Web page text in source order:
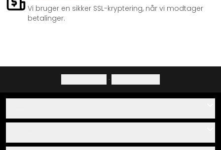
Vi bruger en sikker SSL-kryptering, når vi modtager
betalinger.
·
Om os